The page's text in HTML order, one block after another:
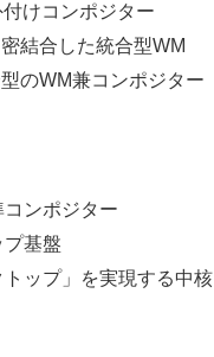
けコンポジター
結合した統合型WM
のWM兼コンポジター
ンポジター
基盤
トップ」を実現する中核